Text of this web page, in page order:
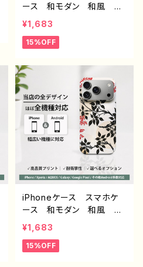
ース 和モダン 和風 和
柄 動物 狐 シンプル
おしゃれ メンズ 大人女
子 かわいい 安い iPho
すすめ 個性的 Android
アンドロイド ケース G
alaxy AQUOS Xperia
Google Pixel タイト
ル：和モダン /きつね デザイ
ン934 J1-9
¥1,683
15%OFF
iPhoneケース スマホケ
ース 和モダン 和風 和
柄 花柄 シンプル おし
ゃれ メンズ 大人女子
かわいい 安い iPhone1
¥1,683
15%OFF